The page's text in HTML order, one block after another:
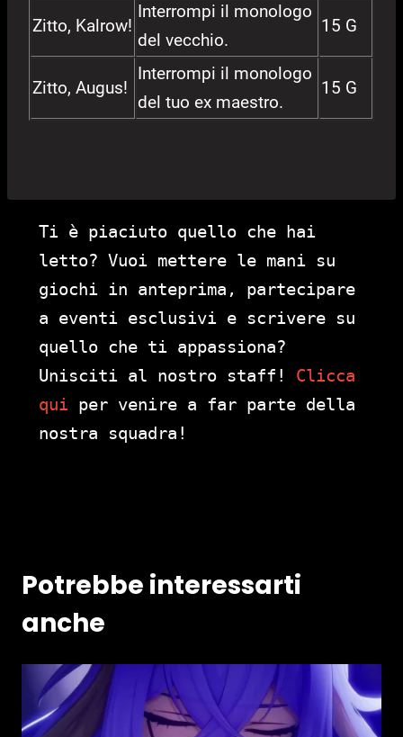
Zitto, Kalrow!
Interrompi il monologo
del vecchio.
15 G
Zitto, Augus!
Interrompi il monologo
del tuo ex maestro.
15 G
Ti è piaciuto quello che hai
letto? Vuoi mettere le mani su
giochi in anteprima, partecipare
a eventi esclusivi e scrivere su
quello che ti appassiona?
Unisciti al nostro staff! Clicca
qui per venire a far parte della
nostra squadra!
Potrebbe interessarti
anche